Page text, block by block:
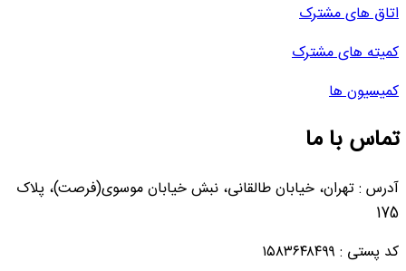
اتاق های مشترک
کمیته های مشترک
کمیسیون ها
تماس با ما
آدرس : تهران، خیابان طالقانی، نبش خیابان موسوی(فرصت)، پلاک
175
کد پستی : ۱۵۸۳۶۴۸۴۹۹